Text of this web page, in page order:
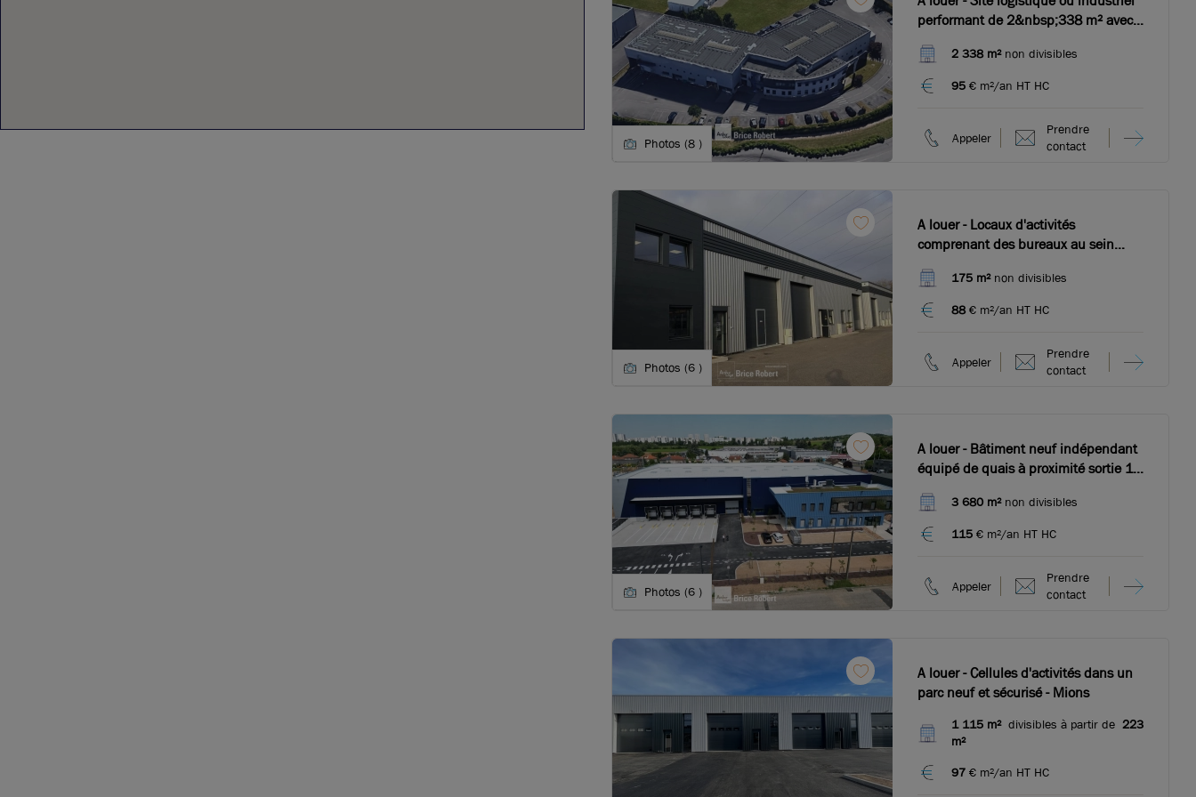
Photos (8 )
performant de 2&nbsp;338 m² avec
aux grands axes - Mions
2 338 m²non divisibles
95 € m²/an HT HC
Appeler
Prendre
contact
Photos (6 )
A louer - Locaux d'activités
comprenant des bureaux au sein
- Toussieu175 m²non divisibles
88€ m²/an HT HC
Appeler
Prendre
contact
Photos (6 )
A louer - Bâtiment neuf indépendant
équipé de quais à proximité sortie 12
3 680 m²non divisibles
115 € m²/an HT HC
Appeler
Prendre
contact
A louer - Cellules d'activités dans un
parc neuf et sécurisé - Mions
1 115 m²divisibles à partir de 223
m²
97 € m²/an HT HC